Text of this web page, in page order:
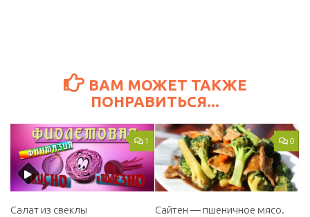
ВАМ МОЖЕТ ТАКЖЕ
ПОНРАВИТЬСЯ...
1
Салат из свеклы
0
Сайтен — пшеничное мясо.